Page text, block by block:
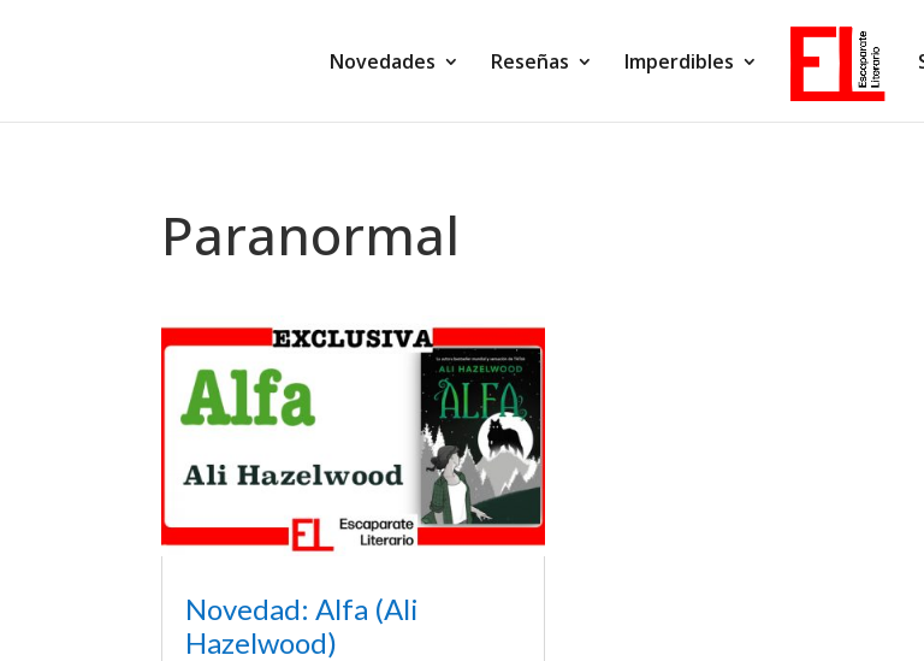
Novedades Reseñas Imperdibles
Paranormal
Novedad: Alfa (Ali
Hazelwood)